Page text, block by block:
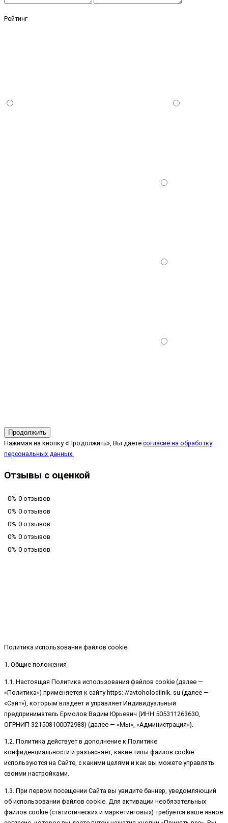
Рейтинг
Продолжить
Нажимая на кнопку «Продолжить», Вы даете согласие на обработку
персональных данных.
Отзывы с оценкой
0% 0 отзывов
0% 0 отзывов
0% 0 отзывов
0% 0 отзывов
0% 0 отзывов
Политика использования файлов cookie
1. Общие положения
1.1. Настоящая Политика использования файлов cookie (далее —
«Политика») применяется к сайту https: //avtoholodilnik. su (далее —
«Сайт»), которым владеет и управляет Индивидуальный
предприниматель Ермолов Вадим Юрьевич (ИНН 505311263630,
ОГРНИП 321508100072988) (далее — «Мы», «Администрация»).
1.2. Политика действует в дополнение к Политике
конфиденциальности и разъясняет, какие типы файлов cookie
используются на Сайте, с какими целями и как вы можете управлять
своими настройками.
1.3. При первом посещении Сайта вы увидите баннер, уведомляющий
об использовании файлов cookie. Для активации необязательных
файлов cookie (статистических и маркетинговых) требуется ваше явное